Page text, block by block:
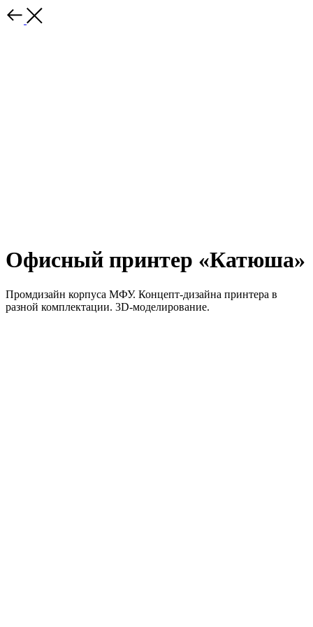
Офисный принтер «Катюша»
Промдизайн корпуса МФУ. Концепт-дизайна принтера в
разной комплектации. 3D-моделирование.